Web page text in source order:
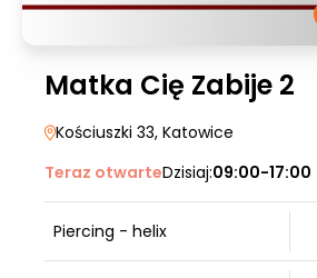
Matka Cię Zabije 2
Kościuszki 33, Katowice
Teraz otwarteDzisiaj:09:00-17:00
Piercing - helix